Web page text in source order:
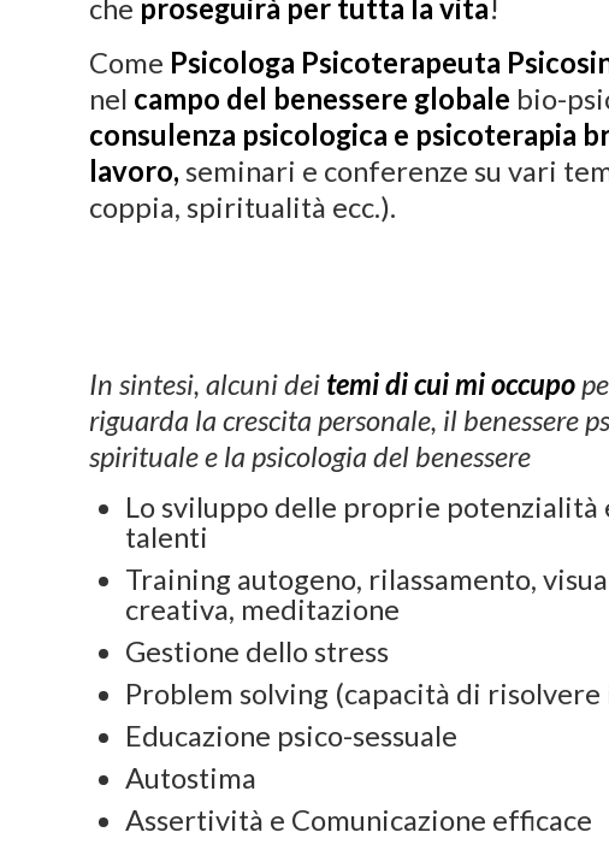
che proseguirà per tutta la vita!
Come Psicologa Psicoterapeuta
nel campo del benessere globale bio-
consulenza psicologica e psicoterapia
lavoro, seminari e conferenze su vari
coppia, spiritualità ecc.).
In sintesi, alcuni dei temi di cui mi occupo
riguarda la crescita personale, il benessere
spirituale e la psicologia del benessere
Lo sviluppo delle proprie potenzialità
talenti
Training autogeno, rilassamento,
creativa, meditazione
Gestione dello stress
Problem solving (capacità di
Educazione psico-sessuale
Autostima
Assertività e Comunicazione efficace